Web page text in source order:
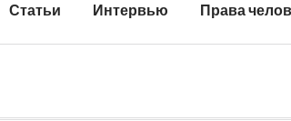
Статьи Интервью Права